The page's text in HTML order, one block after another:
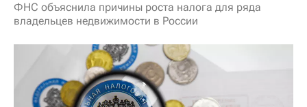
ФНС объяснила причины роста налога для ряда
владельцев недвижимости в России